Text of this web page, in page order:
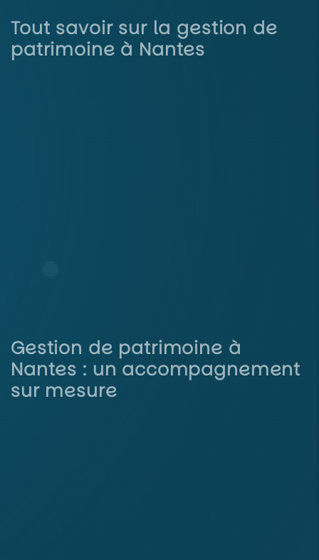
Tout savoir sur la gestion de
patrimoine à Nantes
Gestion de patrimoine à
Nantes : un accompagnement
sur mesure